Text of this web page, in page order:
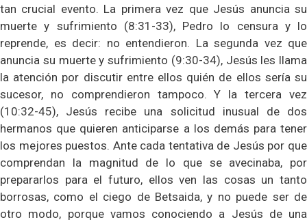
tan crucial evento. La primera vez que Jesús anuncia su
muerte y sufrimiento (8:31-33), Pedro lo censura y lo
reprende, es decir: no entendieron. La segunda vez que
anuncia su muerte y sufrimiento (9:30-34), Jesús les llama
la atención por discutir entre ellos quién de ellos sería su
sucesor, no comprendieron tampoco. Y la tercera vez
(10:32-45), Jesús recibe una solicitud inusual de dos
hermanos que quieren anticiparse a los demás para tener
los mejores puestos. Ante cada tentativa de Jesús por que
comprendan la magnitud de lo que se avecinaba, por
prepararlos para el futuro, ellos ven las cosas un tanto
borrosas, como el ciego de Betsaida, y no puede ser de
otro modo, porque vamos conociendo a Jesús de una